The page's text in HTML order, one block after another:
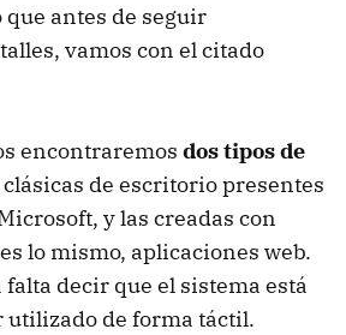
que antes de seguir
vamos con el citado
encontraremos dos tipos de
clásicas de escritorio presentes
y las creadas con
lo mismo, aplicaciones web.
falta decir que el sistema está
utilizado de forma táctil.